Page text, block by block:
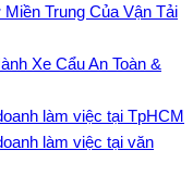
Trung Của Vận Tải
Xe Cẩu An Toàn &
làm việc tại TpHCM
làm việc tại văn